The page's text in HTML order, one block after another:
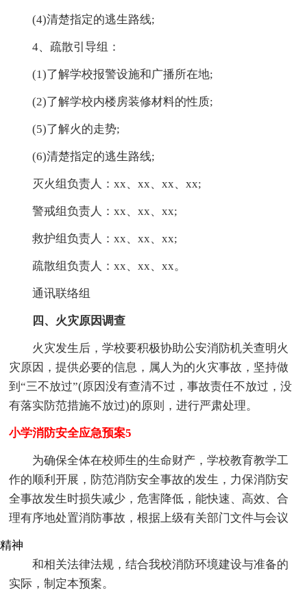
(4)清楚指定的逃生路线;
4、疏散引导组：
(1)了解学校报警设施和广播所在地;
(2)了解学校内楼房装修材料的性质;
(5)了解火的走势;
(6)清楚指定的逃生路线;
灭火组负责人：xx、xx、xx、xx;
警戒组负责人：xx、xx、xx;
救护组负责人：xx、xx、xx;
疏散组负责人：xx、xx、xx。
通讯联络组
四、火灾原因调查
火灾发生后，学校要积极协助公安消防机关查明火
灾原因，提供必要的信息，属人为的火灾事故，坚持做
到“三不放过”(原因没有查清不过，事故责任不放过，没
有落实防范措施不放过)的原则，进行严肃处理。
小学消防安全应急预案5
为确保全体在校师生的生命财产，学校教育教学工
作的顺利开展，防范消防安全事故的发生，力保消防安
全事故发生时损失减少，危害降低，能快速、高效、合
理有序地处置消防事故，根据上级有关部门文件与会议
精神
和相关法律法规，结合我校消防环境建设与准备的
实际，制定本预案。